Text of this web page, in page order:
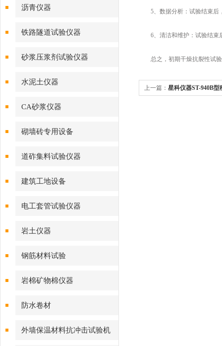
沥青仪器
铁路隧道试验仪器
砂浆压浆剂试验仪器
水泥土仪器
CA砂浆仪器
砌墙砖专用设备
道砟集料试验仪器
建筑工地设备
电工套管试验仪器
岩土仪器
钢筋材料试验
岩棉矿物棉仪器
防水卷材
外墙保温材料抗冲击试验机
5、数据分析：试验结束后，
6、清洁和维护：试验结束后
总之，初期干燥抗裂性试验
上一篇： 星科仪器ST-940B